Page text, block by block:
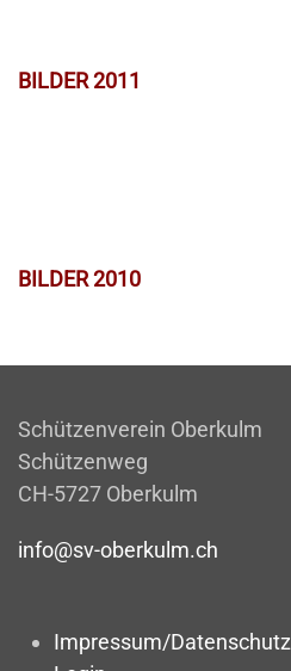
BILDER 2011
BILDER 2010
Schützenverein Oberkulm
Schützenweg
CH-5727 Oberkulm
info@sv-oberkulm.ch
Impressum/Datenschutz